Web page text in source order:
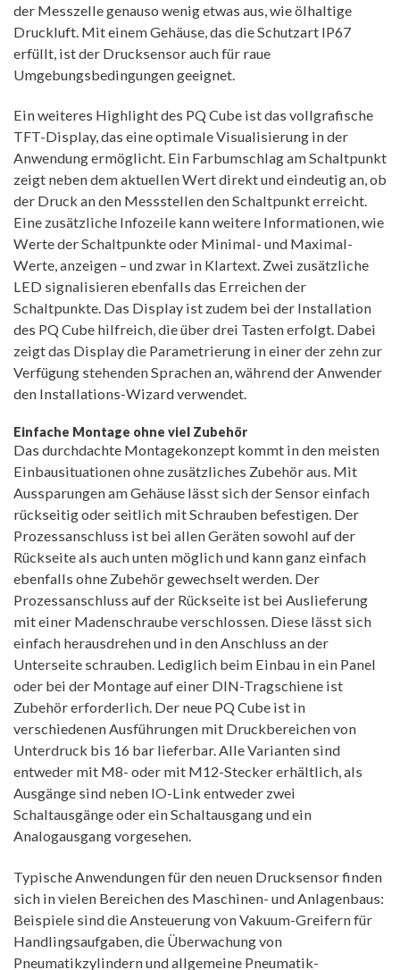
der Messzelle genauso wenig etwas aus, wie ölhaltige
Druckluft. Mit einem Gehäuse, das die Schutzart IP67
erfüllt, ist der Drucksensor auch für raue
Umgebungsbedingungen geeignet.
Ein weiteres Highlight des PQ Cube ist das vollgrafische
TFT-Display, das eine optimale Visualisierung in der
Anwendung ermöglicht. Ein Farbumschlag am Schaltpunkt
zeigt neben dem aktuellen Wert direkt und eindeutig an, ob
der Druck an den Messstellen den Schaltpunkt erreicht.
Eine zusätzliche Infozeile kann weitere Informationen, wie
Werte der Schaltpunkte oder Minimal- und Maximal-
Werte, anzeigen – und zwar in Klartext. Zwei zusätzliche
LED signalisieren ebenfalls das Erreichen der
Schaltpunkte. Das Display ist zudem bei der Installation
des PQ Cube hilfreich, die über drei Tasten erfolgt. Dabei
zeigt das Display die Parametrierung in einer der zehn zur
Verfügung stehenden Sprachen an, während der Anwender
den Installations-Wizard verwendet.
Einfache Montage ohne viel Zubehör
Das durchdachte Montagekonzept kommt in den meisten
Einbausituationen ohne zusätzliches Zubehör aus. Mit
Aussparungen am Gehäuse lässt sich der Sensor einfach
rückseitig oder seitlich mit Schrauben befestigen. Der
Prozessanschluss ist bei allen Geräten sowohl auf der
Rückseite als auch unten möglich und kann ganz einfach
ebenfalls ohne Zubehör gewechselt werden. Der
Prozessanschluss auf der Rückseite ist bei Auslieferung
mit einer Madenschraube verschlossen. Diese lässt sich
einfach herausdrehen und in den Anschluss an der
Unterseite schrauben. Lediglich beim Einbau in ein Panel
oder bei der Montage auf einer DIN-Tragschiene ist
Zubehör erforderlich. Der neue PQ Cube ist in
verschiedenen Ausführungen mit Druckbereichen von
Unterdruck bis 16 bar lieferbar. Alle Varianten sind
entweder mit M8- oder mit M12-Stecker erhältlich, als
Ausgänge sind neben IO-Link entweder zwei
Schaltausgänge oder ein Schaltausgang und ein
Analogausgang vorgesehen.
Typische Anwendungen für den neuen Drucksensor finden
sich in vielen Bereichen des Maschinen- und Anlagenbaus:
Beispiele sind die Ansteuerung von Vakuum-Greifern für
Handlingsaufgaben, die Überwachung von
Pneumatikzylindern und allgemeine Pneumatik-